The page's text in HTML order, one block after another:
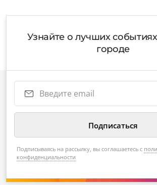
Узнайте о лучших
городе
Подписываясь на рассылку, вы соглашаетесь с
конфиденциальности